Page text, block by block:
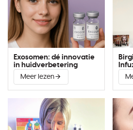
Exosomen: dé innovatie
in huidverbetering
Meer lezen